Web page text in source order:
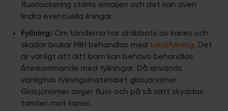
fluorlackering stärks emaljen och det kan även
lindra eventuella ilningar.
Fyllning: Om tänderna har drabbats av karies och
skador brukar MIH behandlas med tandfyllning. Det
är vanligt att ditt barn kan behöva behandlas
återkommande med fyllningar. Då används
vanligtvis fyllningsmaterialet glasjonomer.
Glasjonomer avger fluor och på så sätt skyddas
tanden mot karies.